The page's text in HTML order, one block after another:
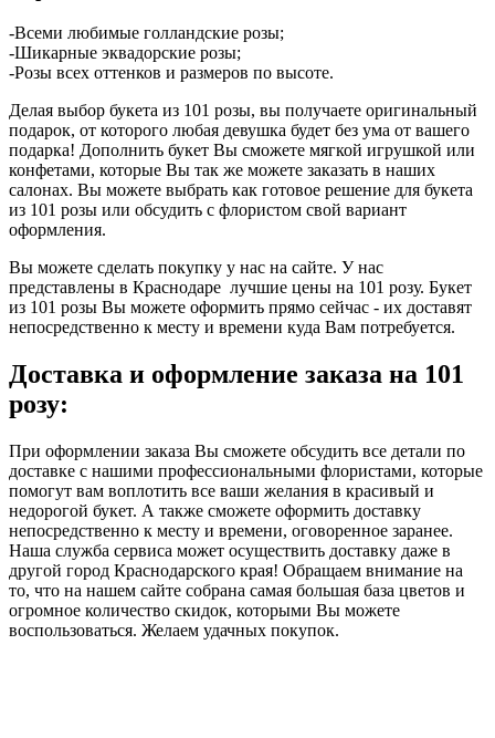
-Всеми любимые голландские розы;
-Шикарные эквадорские розы;
-Розы всех оттенков и размеров по высоте.
Делая выбор букета из 101 розы, вы получаете оригинальный
подарок, от которого любая девушка будет без ума от вашего
подарка! Дополнить букет Вы сможете мягкой игрушкой или
конфетами, которые Вы так же можете заказать в наших
салонах. Вы можете выбрать как готовое решение для букета
из 101 розы или обсудить с флористом свой вариант
оформления.
Вы можете сделать покупку у нас на сайте. У нас
представлены в Краснодаре лучшие цены на 101 розу. Букет
из 101 розы Вы можете оформить прямо сейчас - их доставят
непосредственно к месту и времени куда Вам потребуется.
Доставка и оформление заказа на 101
розу:
При оформлении заказа Вы сможете обсудить все детали по
доставке с нашими профессиональными флористами, которые
помогут вам воплотить все ваши желания в красивый и
недорогой букет. А также сможете оформить доставку
непосредственно к месту и времени, оговоренное заранее.
Наша служба сервиса может осуществить доставку даже в
другой город Краснодарского края! Обращаем внимание на
то, что на нашем сайте собрана самая большая база цветов и
огромное количество скидок, которыми Вы можете
воспользоваться. Желаем удачных покупок.